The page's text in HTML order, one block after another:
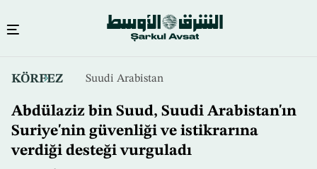
içeriğe
atla
KÖRFEZ Suudi Arabistan
Abdülaziz bin Suud, Suudi Arabistan'ın
Suriye'nin güvenliği ve istikrarına
verdiği desteği vurguladı